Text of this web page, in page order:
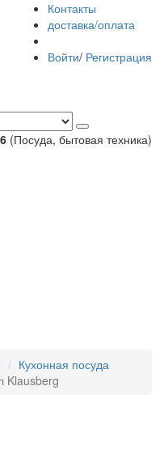
Контакты
доставка/оплата
Войти/ Регистрация
(Посуда, бытовая техника)
Кухонная посуда
Klausberg